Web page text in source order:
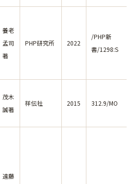
養老
孟司
著
PHP研究所 2022
/PHP新
書/1298:S
茂木
誠著
祥伝社 2015 312.9/MO
遠藤